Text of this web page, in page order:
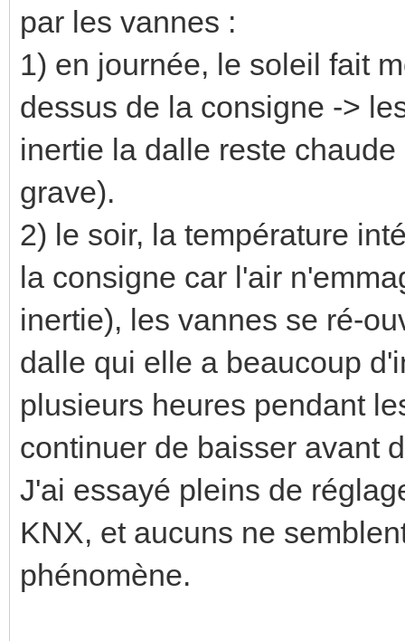
par les vannes :
1) en journée, le soleil fait
dessus de la consigne ->
inertie la dalle reste
grave).
2) le soir, la température
la consigne car l'air
inertie), les vannes se ré-
dalle qui elle a beaucoup
plusieurs heures pendant
continuer de baisser avant
J'ai essayé pleins de
KNX, et aucuns ne
phénomène.